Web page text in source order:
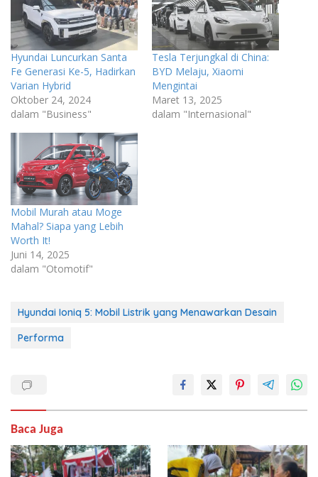
Hyundai Luncurkan Santa
Fe Generasi Ke-5, Hadirkan
Varian Hybrid
Oktober 24, 2024
dalam "Business"
Tesla Terjungkal di China:
BYD Melaju, Xiaomi
Mengintai
Maret 13, 2025
dalam "Internasional"
Mobil Murah atau Moge
Mahal? Siapa yang Lebih
Worth It!
Juni 14, 2025
dalam "Otomotif"
Hyundai Ioniq 5: Mobil Listrik yang Menawarkan Desain
Performa
Baca Juga